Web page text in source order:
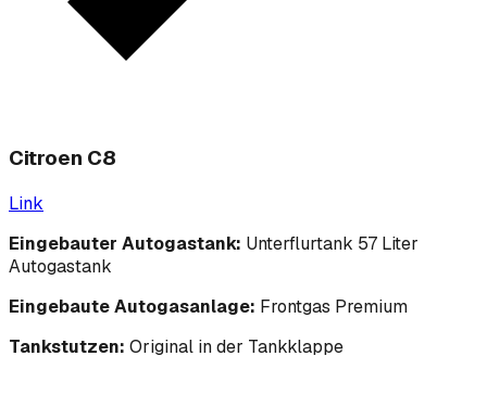
Citroen C8
Link
Eingebauter Autogastank: Unterflurtank 57 Liter
Autogastank
Eingebaute Autogasanlage: Frontgas Premium
Tankstutzen: Original in der Tankklappe